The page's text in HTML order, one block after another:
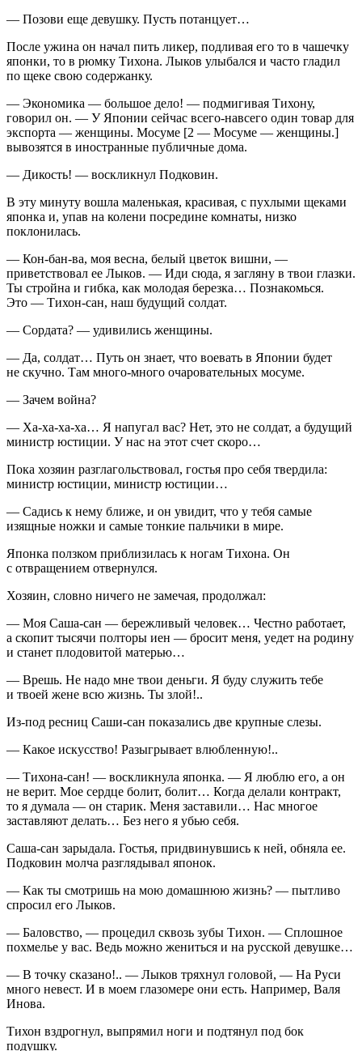
— Позови еще девушку. Пусть потанцует…
После ужина он начал пить ликер, подливая его то в чашечку
японки, то в рюмку Тихона. Лыков улыбался и часто гладил
по щеке свою содержанку.
— Экономика — большое дело! — подмигивая Тихону,
говорил он. — У Японии сейчас всего-навсего один товар для
экспорта — женщины. Мосуме [2 — Мосуме — женщины.]
вывозятся в иностранные публичные дома.
— Дикость! — воскликнул Подковин.
В эту минуту вошла маленькая, красивая, с пухлыми щеками
японка и, упав на колени посредине комнаты, низко
поклонилась.
— Кон-бан-ва, моя весна, белый цветок вишни, —
приветствовал ее Лыков. — Иди сюда, я загляну в твои глазки.
Ты стройна и гибка, как молодая березка… Познакомься.
Это — Тихон-сан, наш будущий солдат.
— Сордата? — удивились женщины.
— Да, солдат… Путь он знает, что воевать в Японии будет
не скучно. Там много-много очаровательных мосуме.
— Зачем война?
— Ха-ха-ха-ха… Я напугал вас? Нет, это не солдат, а будущий
министр юстиции. У нас на этот счет скоро…
Пока хозяин разглагольствовал, гостья про себя твердила:
министр юстиции, министр юстиции…
— Садись к нему ближе, и он увидит, что у тебя самые
изящные ножки и самые тонкие пальчики в мире.
Японка ползком приблизилась к ногам Тихона. Он
с отвращением отвернулся.
Хозяин, словно ничего не замечая, продолжал:
— Моя Саша-сан — бережливый человек… Честно работает,
а скопит тысячи полторы иен — бросит меня, уедет на родину
и станет плодовитой матерью…
— Врешь. Не надо мне твои деньги. Я буду служить тебе
и твоей жене всю жизнь. Ты злой!..
Из-под ресниц Саши-сан показались две крупные слезы.
— Какое искусство! Разыгрывает влюбленную!..
— Тихона-сан! — воскликнула японка. — Я люблю его, а он
не верит. Мое сердце болит, болит… Когда делали контракт,
то я думала — он старик. Меня заставили… Нас многое
заставляют делать… Без него я убью себя.
Саша-сан зарыдала. Гостья, придвинувшись к ней, обняла ее.
Подковин молча разглядывал японок.
— Как ты смотришь на мою домашнюю жизнь? — пытливо
спросил его Лыков.
— Баловство, — процедил сквозь зубы Тихон. — Сплошное
похмелье у вас. Ведь можно жениться и на русской девушке…
— В точку сказано!.. — Лыков тряхнул головой, — На Руси
много невест. И в моем глазомере они есть. Например, Валя
Инова.
Тихон вздрогнул, выпрямил ноги и подтянул под бок
подушку.